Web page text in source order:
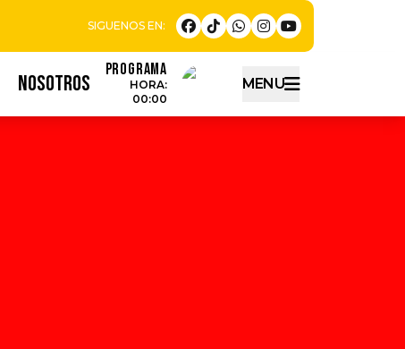
NOSOTROS
Programa
HORA:
00:00
MENU